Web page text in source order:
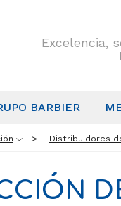
Excelencia,
BARBIER
Distribuidores